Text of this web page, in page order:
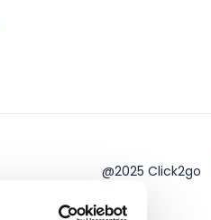
@2025 Click2go